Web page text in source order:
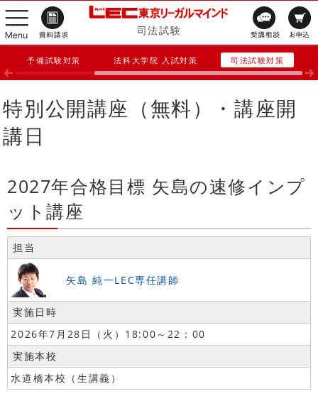
司法試験
予備試験対策 法科大学院 入試対策 司法試験対策
特別公開講座（無料）・講座開
講日
2027年合格目標 矢島の速修インプ
ット講座
担当
矢島 純一LEC専任講師
実施日時
2026年7月28日（火）18:00～22：00
実施本校
水道橋本校（生講義）